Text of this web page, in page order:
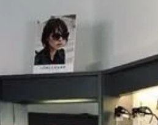
DANS NOTRE
MAGASIN
D’OPTIQUE
DU MARDI AU VENDREDI